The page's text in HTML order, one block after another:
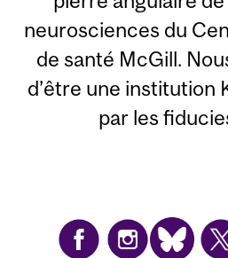
neurosciences du
de santé McGill.
d’être une institution
par les